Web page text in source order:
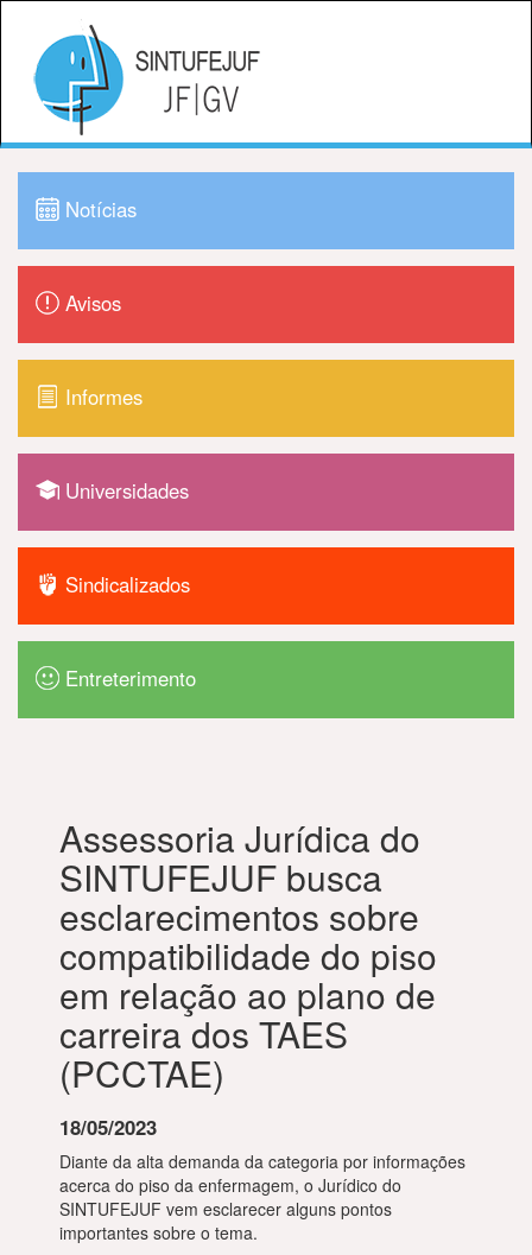
Notícias
Avisos
Informes
Universidades
Sindicalizados
Entreterimento
Assessoria Jurídica do
SINTUFEJUF busca
esclarecimentos sobre
compatibilidade do piso
em relação ao plano de
carreira dos TAES
(PCCTAE)
18/05/2023
Diante da alta demanda da categoria por informações
acerca do piso da enfermagem, o Jurídico do
SINTUFEJUF vem esclarecer alguns pontos
importantes sobre o tema.